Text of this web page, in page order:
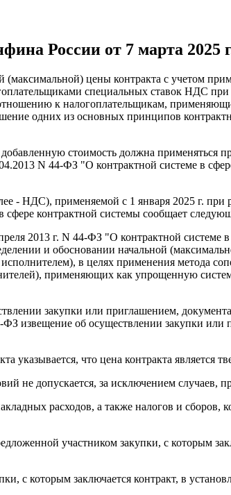
России от 7 марта 2025
цены контракта с учетом
специальных ставок НДС
к налогоплательщикам,
одних из основных принципов
стоимость должна применяться
N 44-ФЗ "О контрактной системе в
- НДС), применяемой с 1 января 2025 г.
контрактной системы сообщает
2013 г. N 44-ФЗ "О контрактной системе в
и обосновании начальной
в целях применения метода
применяющих как упрощенную
закупки или приглашением,
извещение об осуществлении закупки
что цена контракта является
не допускается, за исключением случаев,
расходов, а также налогов и сборов,
участником закупки, с которым
с которым заключается контракт, в